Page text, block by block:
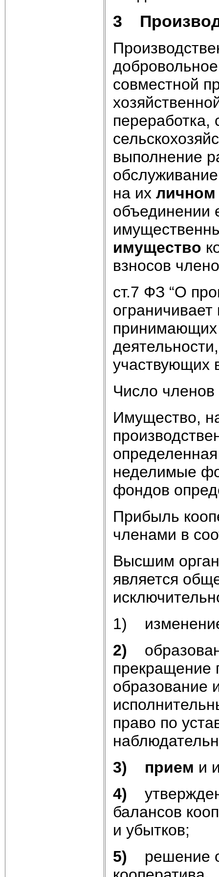
3
совместной
выполнение
на их личном
объединении
имущество
взносов
ст.7 ФЗ “О
принимающих
участвующих
Число
Имущество,
неделимые
фондов
Прибыль
членами в
Высшим
является
1)
2)
прекращение
образование
право по
3) прием и
4)
балансов
и убытков;
5) решение